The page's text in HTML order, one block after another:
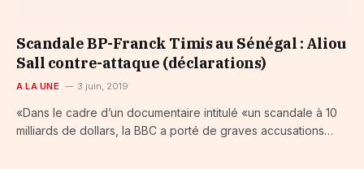
Scandale BP-Franck Timis au Sénégal : Aliou
Sall contre-attaque (déclarations)
A LA UNE 3 juin, 2019
«Dans le cadre d’un documentaire intitulé «un scandale à 10
milliards de dollars, la BBC a porté de graves accusations…